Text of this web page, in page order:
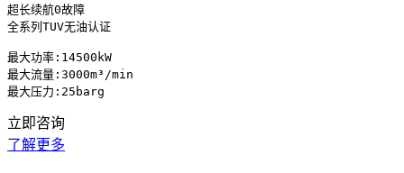
超长续航0故障
全系列TUV无油认证
最大功率:14500kW
最大流量:3000m³/min
最大压力:25barg
立即咨询
了解更多